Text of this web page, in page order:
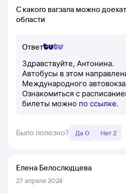
С какого вагзала можно
области
Ответ
Здравствуйте, Антонина.
Автобусы в этом
Международного
Ознакомиться с
билеты можно по ссылке.
Было полезно? Да 0 Нет 2
Елена Белослюдцева
27 апреля 2024